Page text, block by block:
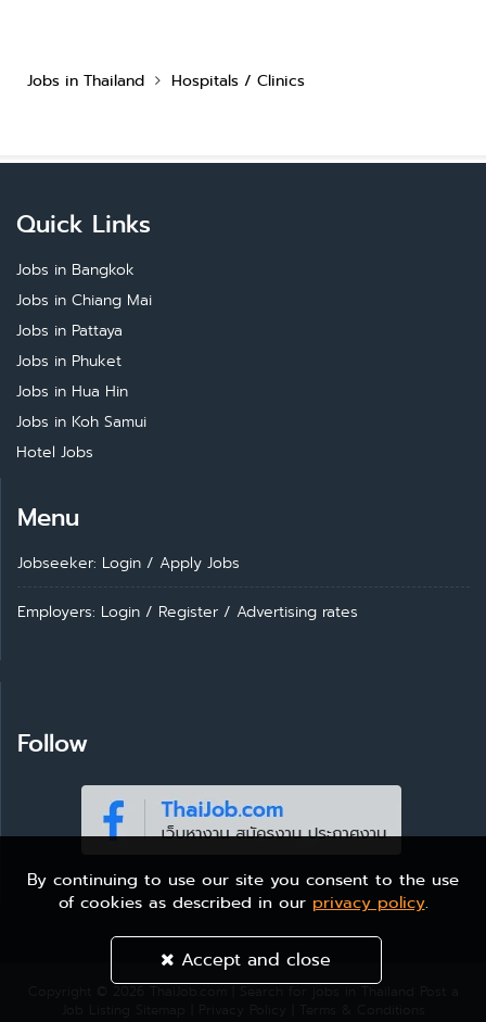
Jobs in Thailand Hospitals / Clinics
Quick Links
Jobs in Bangkok
Jobs in Chiang Mai
Jobs in Pattaya
Jobs in Phuket
Jobs in Hua Hin
Jobs in Koh Samui
Hotel Jobs
Menu
Jobseeker: Login / Apply Jobs
Employers: Login / Register / Advertising rates
Follow
By continuing to use our site you consent to the use
of cookies as described in our privacy policy.
Accept and close